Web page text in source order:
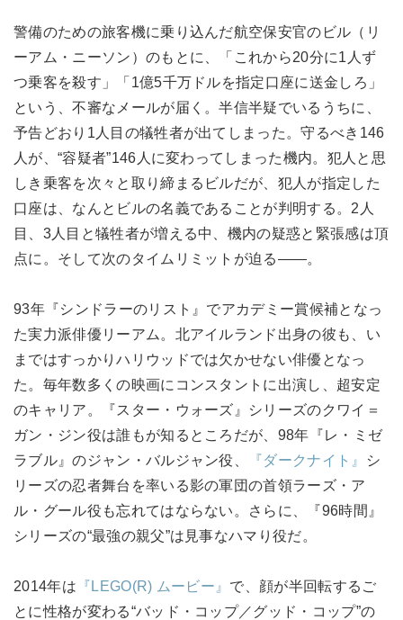
警備のための旅客機に乗り込んだ航空保安官のビル（リ
ーアム・ニーソン）のもとに、「これから20分に1人ず
つ乗客を殺す」「1億5千万ドルを指定口座に送金しろ」
という、不審なメールが届く。半信半疑でいるうちに、
予告どおり1人目の犠牲者が出てしまった。守るべき146
人が、“容疑者”146人に変わってしまった機内。犯人と思
しき乗客を次々と取り締まるビルだが、犯人が指定した
口座は、なんとビルの名義であることが判明する。2人
目、3人目と犠牲者が増える中、機内の疑惑と緊張感は頂
点に。そして次のタイムリミットが迫る――。
93年『シンドラーのリスト』でアカデミー賞候補となっ
た実力派俳優リーアム。北アイルランド出身の彼も、い
まではすっかりハリウッドでは欠かせない俳優となっ
た。毎年数多くの映画にコンスタントに出演し、超安定
のキャリア。『スター・ウォーズ』シリーズのクワイ＝
ガン・ジン役は誰もが知るところだが、98年『レ・ミゼ
ラブル』のジャン・バルジャン役、
『ダークナイト』
シ
リーズの忍者舞台を率いる影の軍団の首領ラーズ・ア
ル・グール役も忘れてはならない。さらに、『96時間』
シリーズの“最強の親父”は見事なハマり役だ。
2014年は 『LEGO(R) ムービー』 で、顔が半回転するご
とに性格が変わる“バッド・コップ／グッド・コップ”の